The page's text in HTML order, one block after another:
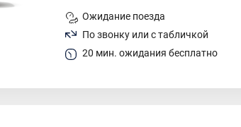
Ожидание поезда
По звонку или с табличкой
20 мин. ожидания бесплатно